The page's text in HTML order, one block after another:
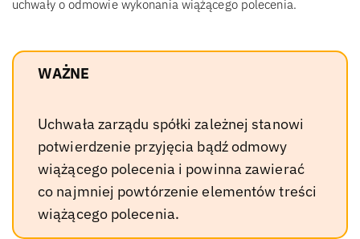
uchwały o odmowie wykonania wiążącego polecenia.
WAŻNE
Uchwała zarządu spółki zależnej stanowi
potwierdzenie przyjęcia bądź odmowy
wiążącego polecenia i powinna zawierać
co najmniej powtórzenie elementów treści
wiążącego polecenia.